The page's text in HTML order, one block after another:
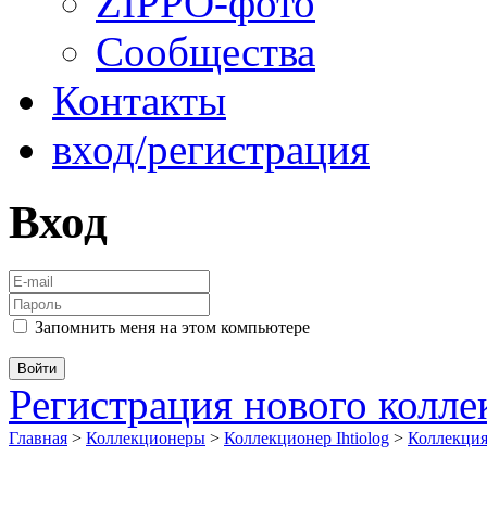
Сообщества
Контакты
вход/регистрация
Вход
Запомнить меня на этом компьютере
Регистрация нового
Главная > Коллекционеры > Коллекционер Ihtiolog >